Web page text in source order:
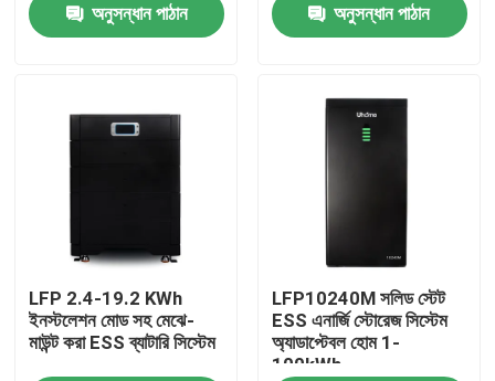
মান নিয়ন্ত্রণ
উদ্ধৃতির জন্য আবেদন
3.2v Lifepo4 ব্যাটারি
অনুসন্ধান পাঠান
অনুসন্ধান পাঠান
LFP 2.4-19.2 KWh
ইনস্টলেশন মোড সহ মেঝে-
মাউন্ট করা ESS ব্যাটারি সিস্টেম
LFP10240M সলিড স্টেট
ESS এনার্জি স্টোরেজ সিস্টেম
অ্যাডাপ্টেবল হোম 1-
100kWh